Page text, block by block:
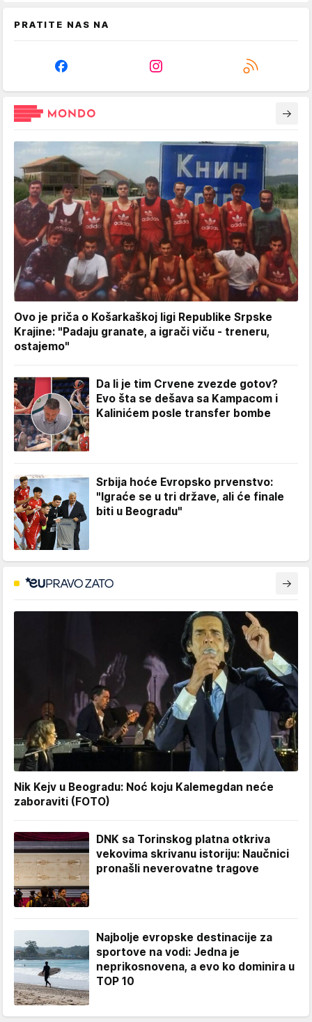
PRATITE NAS NA
Ovo je priča o Košarkaškoj ligi Republike Srpske
Krajine: "Padaju granate, a igrači viču - treneru,
ostajemo"
Da li je tim Crvene zvezde gotov?
Evo šta se dešava sa Kampacom i
Kalinićem posle transfer bombe
Srbija hoće Evropsko prvenstvo:
"Igraće se u tri države, ali će finale
biti u Beogradu"
Nik Kejv u Beogradu: Noć koju Kalemegdan neće
zaboraviti (FOTO)
DNK sa Torinskog platna otkriva
vekovima skrivanu istoriju: Naučnici
pronašli neverovatne tragove
Najbolje evropske destinacije za
sportove na vodi: Jedna je
neprikosnovena, a evo ko dominira u
TOP 10